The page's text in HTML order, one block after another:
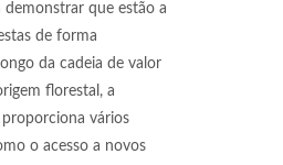
que estão a
de forma
da cadeia de valor
florestal, a
vários
o acesso a novos